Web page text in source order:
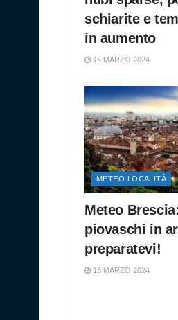
schiarite e
in aumento
16 MARZO 2024
METEO LOCALITÀ
Meteo
piovaschi in
preparatevi!
16 MARZO 2024